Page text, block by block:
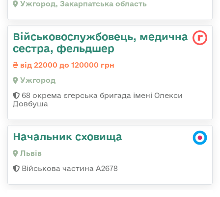
Ужгород, Закарпатська область
Військовослужбовець, медична
сестра, фельдшер
від 22000 до 120000 грн
Ужгород
68 окрема єгерська бригада імені Олекси
Довбуша
Начальник сховища
Львів
Військова частина А2678